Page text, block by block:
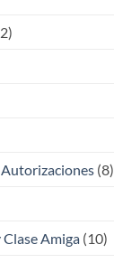
(8)
Amiga (10)